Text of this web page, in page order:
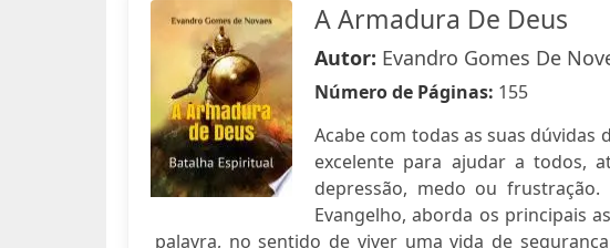
A Armadura De Deus
Autor: Evandro Gomes De
Número de Páginas: 155
Acabe com todas as suas dúvidas
excelente para ajudar a todos,
depressão, medo ou
Evangelho, aborda os principais
palavra, no sentido de viver uma vida de